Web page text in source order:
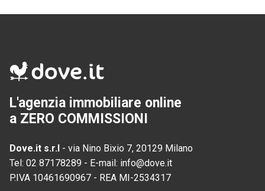
L'agenzia immobiliare online
a ZERO COMMISSIONI
Dove.it s.r.l - via Nino Bixio 7, 20129 Milano
Tel: 02 87178289 - E-mail: info@dove.it
P.IVA 10461690967 - REA MI-2534317